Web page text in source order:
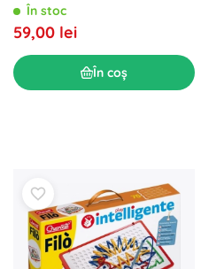
În stoc
59,00 lei
În coș